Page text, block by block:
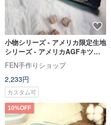
小物シリーズ - アメリカ限定生地
シリーズ - アメリカAGFキツネ
のプラネタリウムリーディング
ペンケース - ペンケース -
FEN手作りショップ
2,233円
カスタム可
10%OFF